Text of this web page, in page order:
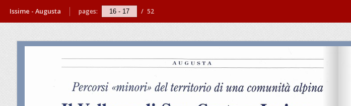
Issime - Augusta pages: / 52